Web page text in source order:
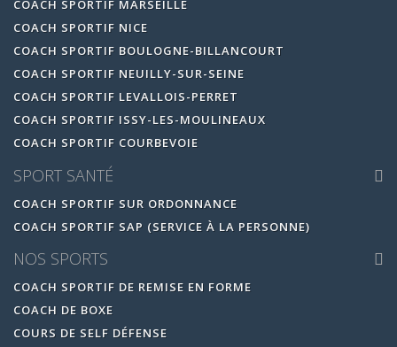
COACH SPORTIF MARSEILLE
COACH SPORTIF NICE
COACH SPORTIF BOULOGNE-BILLANCOURT
COACH SPORTIF NEUILLY-SUR-SEINE
COACH SPORTIF LEVALLOIS-PERRET
COACH SPORTIF ISSY-LES-MOULINEAUX
COACH SPORTIF COURBEVOIE
SPORT SANTÉ
COACH SPORTIF SUR ORDONNANCE
COACH SPORTIF SAP (SERVICE À LA PERSONNE)
NOS SPORTS
COACH SPORTIF DE REMISE EN FORME
COACH DE BOXE
COURS DE SELF DÉFENSE